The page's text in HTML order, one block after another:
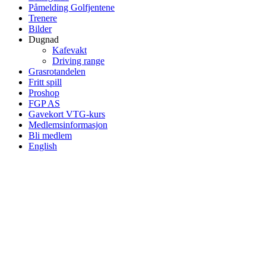
Påmelding Golfjentene
Trenere
Bilder
Dugnad
Kafevakt
Driving range
Grasrotandelen
Fritt spill
Proshop
FGP AS
Gavekort VTG-kurs
Medlemsinformasjon
Bli medlem
English